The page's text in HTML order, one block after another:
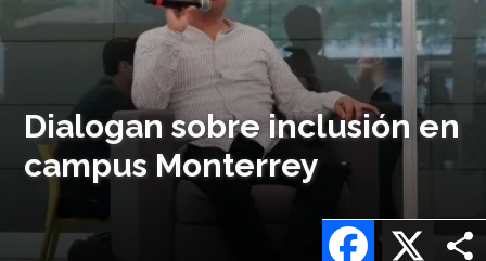
Dialogan sobre inclusión en
campus Monterrey
X
Facebook